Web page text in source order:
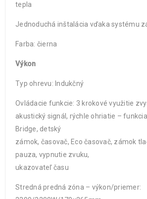
tepla
Jednoduchá inštalácia vďaka systému
Farba: čierna
Výkon
Typ ohrevu: Indukčný
Ovládacie funkcie: 3 krokové využitie
akustický signál, rýchle ohriatie –
Bridge, detský
zámok, časovač, Eco časovač, zámok
pauza, vypnutie zvuku,
ukazovateľ času
Stredná predná zóna – výkon/priemer: